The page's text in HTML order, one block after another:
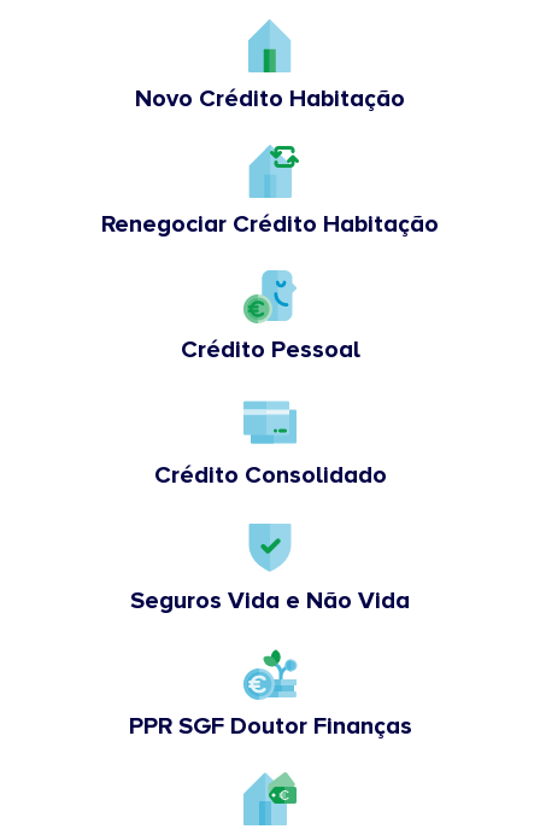
Novo Crédito Habitação
Renegociar Crédito Habitação
Crédito Pessoal
Crédito Consolidado
Seguros Vida e Não Vida
PPR SGF Doutor Finanças